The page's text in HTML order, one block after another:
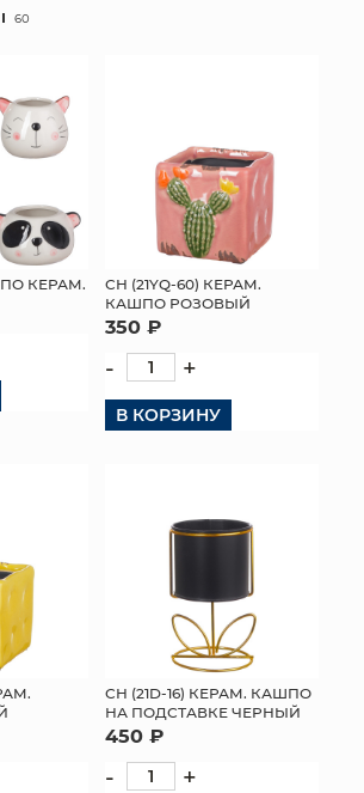
СУНДУКИ
ИСКУССТВЕННЫЕ ЦВЕТЫ
ПАКЕТЫ И СУМКИ
ТОРГОВЫЙ ЦЕНТР
ОПТОВЫМ КЛИЕНТАМ
ДОСТАВКА И ОПЛАТА
60
КЕРАМ.
СН (21YQ-60) КЕРАМ.
КАШПО РОЗОВЫЙ
350 ₽
- +
В КОРЗИНУ
СН (21D-16) КЕРАМ. КАШПО
НА ПОДСТАВКЕ ЧЕРНЫЙ
450 ₽
- +